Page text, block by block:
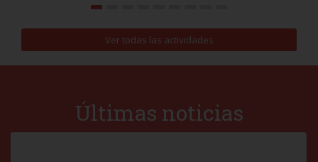
Ver todas las actividades
Últimas noticias